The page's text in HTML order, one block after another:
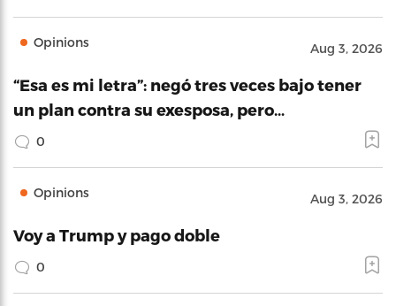
Opinions Aug 3, 2026
“Esa es mi letra”: negó tres veces bajo tener
un plan contra su exesposa, pero…
0
Opinions Aug 3, 2026
Voy a Trump y pago doble
0